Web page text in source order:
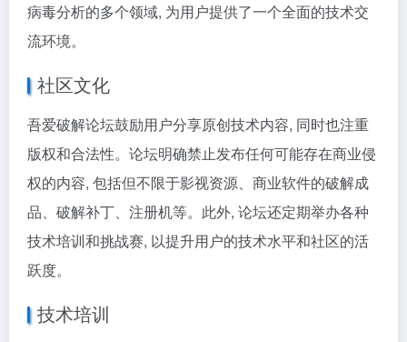
病毒分析的多个领域, 为用户提供了一个全面的技术交
流环境。
社区文化
吾爱破解论坛鼓励用户分享原创技术内容, 同时也注重
版权和合法性。论坛明确禁止发布任何可能存在商业侵
权的内容, 包括但不限于影视资源、商业软件的破解成
品、破解补丁、注册机等。此外, 论坛还定期举办各种
技术培训和挑战赛, 以提升用户的技术水平和社区的活
跃度。
技术培训